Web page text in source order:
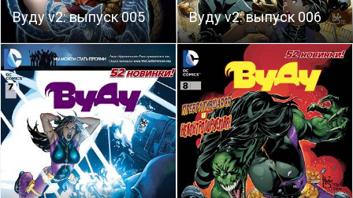
Вуду v2: выпуск 005 Вуду v2: выпуск 006